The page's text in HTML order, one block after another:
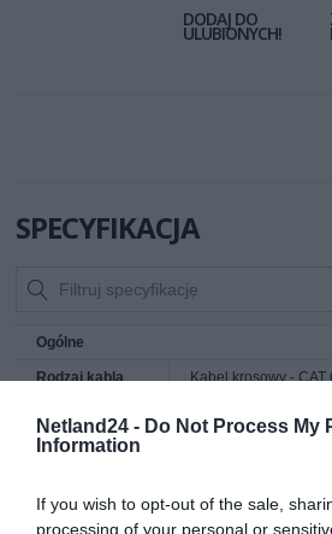
Netland24 - Do Not Process My
Information
If you wish to opt-out of the sale,
processing of your personal or
DODAJ DO
ULUBIONYCH!
SPECYFIKACJA
Ogólne
Rodzaj kabla
Kabel krosowy - CAT
Technologia SFTP, PiMF
Znormalizowany
system średnic
26/7